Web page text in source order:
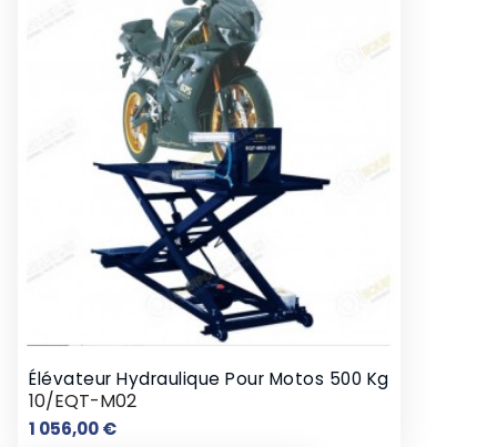
Élévateur Hydraulique Pour Motos 500 Kg
10/EQT-M02
1 056,00 €Prix